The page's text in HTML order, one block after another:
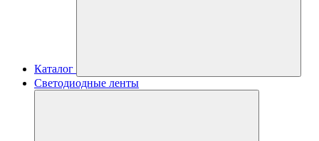
Каталог
Светодиодные ленты